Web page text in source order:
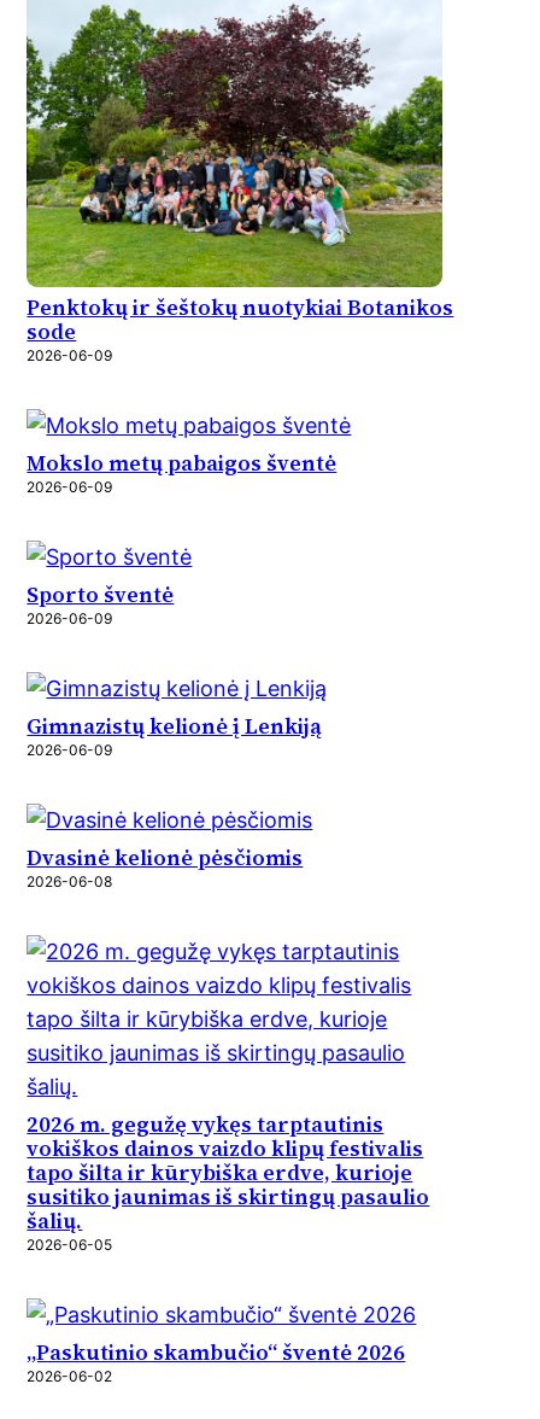
Penktokų ir šeštokų nuotykiai Botanikos
sode
2026-06-09
Mokslo metų pabaigos šventė
2026-06-09
Sporto šventė
2026-06-09
Gimnazistų kelionė į Lenkiją
2026-06-09
Dvasinė kelionė pėsčiomis
2026-06-08
2026 m. gegužę vykęs tarptautinis
vokiškos dainos vaizdo klipų festivalis
tapo šilta ir kūrybiška erdve, kurioje
susitiko jaunimas iš skirtingų pasaulio
šalių.
2026-06-05
„Paskutinio skambučio“ šventė 2026
2026-06-02